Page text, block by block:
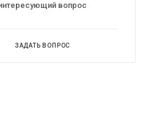
вопрос
ЗАДАТЬ ВОПРОС